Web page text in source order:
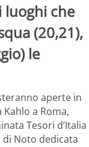
luoghi che
(20,21),
le
aperte in
a Roma,
Tesori d’Italia
di Noto dedicata